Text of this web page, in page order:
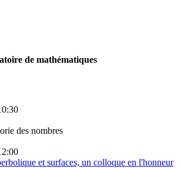
de mathématiques
des nombres
et surfaces, un colloque en l'honneur